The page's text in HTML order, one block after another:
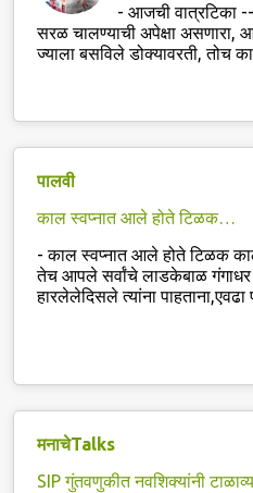
- आजची वात्रटिका
सरळ चालण्याची अपेक्षा असणारा,
ज्याला बसविले डोक्यावरती, तोच
पालवी
काल स्वप्नात आले होते टिळक…
-काल स्वप्नात आले होते टिळक
तेच आपले सर्वांचे लाडकेबाळ
हारलेलेदिसले त्यांना पाहताना,एवढा
मनाचेTalks
SIP गुंतवणुकीत नवशिक्यांनी